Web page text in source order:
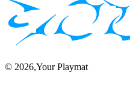
© 2026,Your Playmat